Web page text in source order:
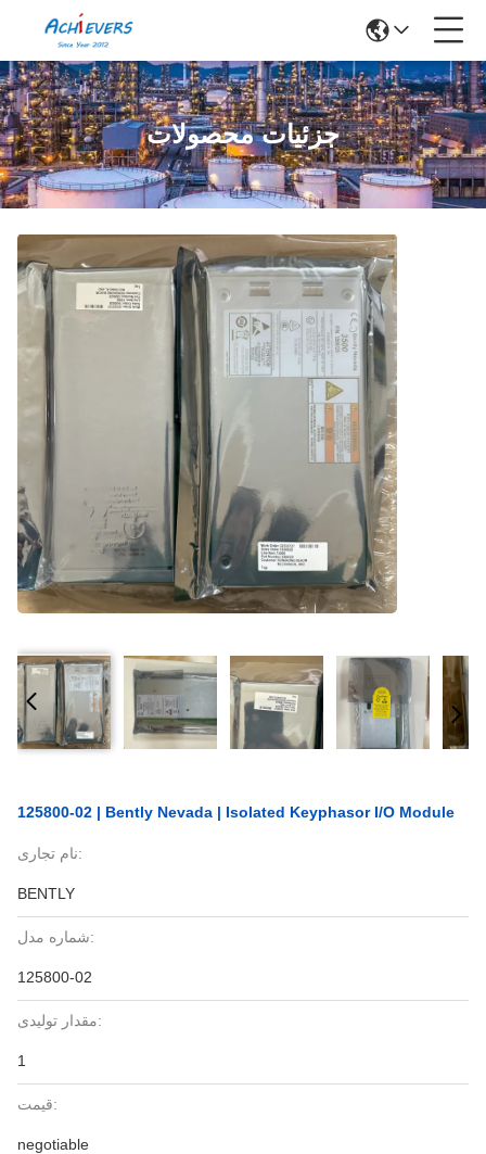
جزئیات محصولات
125800-02 | Bently Nevada | Isolated Keyphasor I/O Module
نام تجاری:
BENTLY
شماره مدل:
125800-02
مقدار تولیدی:
1
قیمت:
negotiable